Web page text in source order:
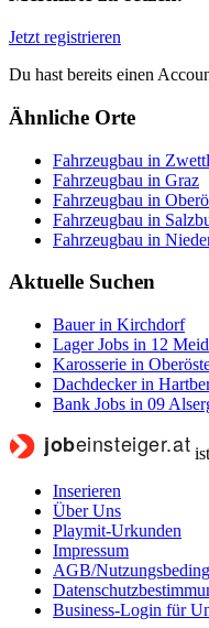
Jetzt registrieren
Du hast bereits einen
Ähnliche Orte
Fahrzeugbau in Zwettl
Fahrzeugbau in Graz
Fahrzeugbau in
Fahrzeugbau in
Fahrzeugbau in
Aktuelle Suchen
Bauer in Kirchdorf
Lager Jobs in 12
Karosserie in
Dachdecker in
Bank Jobs in 09
Inserieren
Über Uns
Playmit-Urkunden
Impressum
AGB/
Business-Login für